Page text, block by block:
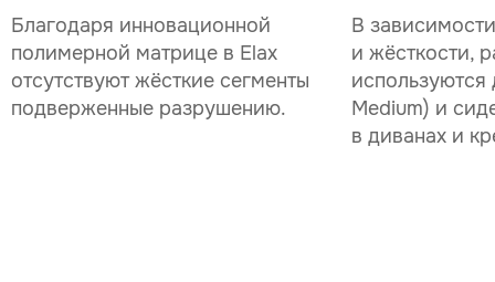
Благодаря инновационной
полимерной матрице в Elax
отсутствуют жёсткие сегменты
подверженные разрушению.
В
и жёсткости,
Medium) и
в диванах и